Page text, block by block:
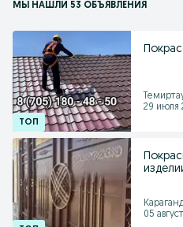
МЫ НАШЛИ 53 ОБЪЯВЛЕНИЯ
29 июля
05